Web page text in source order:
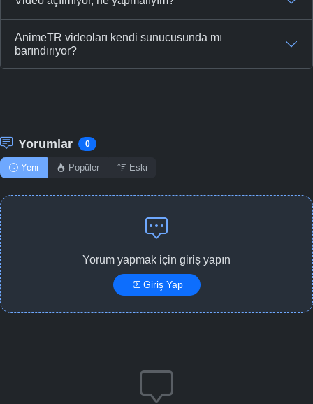
AnimeTR videoları kendi sunucusunda mı
barındırıyor?
Yorumlar 0
Yeni Popüler Eski
Yorum yapmak için giriş yapın
Giriş Yap